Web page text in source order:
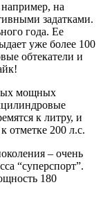
на
задатками.
года. Ее
уже более 100
обтекатели и
мощных
к литру, и
отметке 200 л.с.
– очень
“суперспорт”.
180